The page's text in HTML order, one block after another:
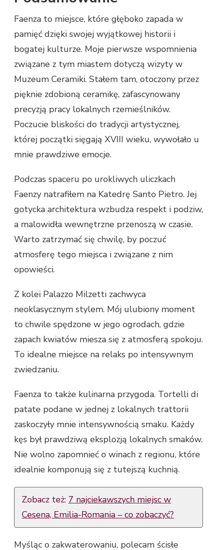
Faenza to miejsce, które głęboko zapada w
pamięć dzięki swojej wyjątkowej historii i
bogatej kulturze. Moje pierwsze wspomnienia
związane z tym miastem dotyczą wizyty w
Muzeum Ceramiki. Stałem tam, otoczony przez
pięknie zdobioną ceramikę, zafascynowany
precyzją pracy lokalnych rzemieślników.
Poczucie bliskości do tradycji artystycznej,
której początki sięgają XVIII wieku, wywołało u
mnie prawdziwe emocje.
Podczas spaceru po urokliwych uliczkach
Faenzy natrafiłem na Katedrę Santo Pietro. Jej
gotycka architektura wzbudza respekt i podziw,
a malowidła wewnętrzne przenoszą w czasie.
Warto zatrzymać się chwilę, by poczuć
atmosferę tego miejsca i związane z nim
opowieści.
Z kolei Palazzo Milzetti zachwyca
neoklasycznym stylem. Mój ulubiony moment
to chwile spędzone w jego ogrodach, gdzie
zapach kwiatów miesza się z atmosferą spokoju.
To idealne miejsce na relaks po intensywnym
zwiedzaniu.
Faenza to także kulinarna przygoda. Tortelli di
patate podane w jednej z lokalnych trattorii
zaskoczyły mnie intensywnością smaku. Każdy
kęs był prawdziwą eksplozją lokalnych smaków.
Nie wolno zapomnieć o winach z regionu, które
idealnie komponują się z tutejszą kuchnią.
Zobacz też: 7 najciekawszych miejsc w
Cesena, Emilia-Romania – co zobaczyć?
Myśląc o zakwaterowaniu, polecam ścisłe